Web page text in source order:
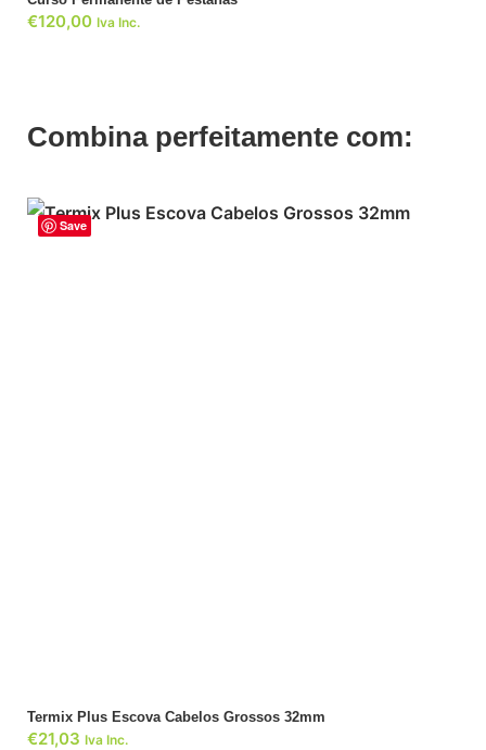
€120,00 Iva Inc.
Combina perfeitamente com:
Save
Termix Plus Escova Cabelos Grossos 32mm
€21,03 Iva Inc.